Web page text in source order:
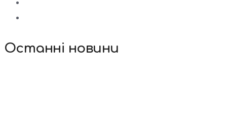
Останні новини